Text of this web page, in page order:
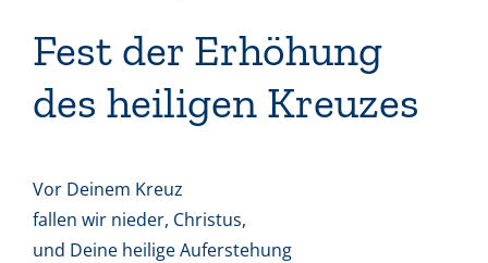
Fest der Erhöhung
des heiligen Kreuzes
Vor Deinem Kreuz
fallen wir nieder, Christus,
und Deine heilige Auferstehung